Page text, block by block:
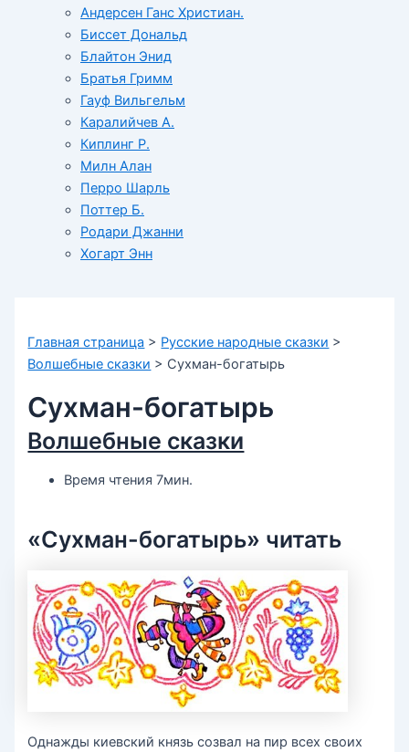
Андерсен Ганс Христиан.
Биссет Дональд
Блайтон Энид
Братья Гримм
Гауф Вильгельм
Каралийчев А.
Киплинг Р.
Милн Алан
Перро Шарль
Поттер Б.
Родари Джанни
Хогарт Энн
Главная страница > Русские народные сказки >
Волшебные сказки > Сухман-богатырь
Сухман-богатырь
Волшебные сказки
Время чтения 7мин.
«Сухман-богатырь» читать
Однажды киевский князь созвал на пир всех своих